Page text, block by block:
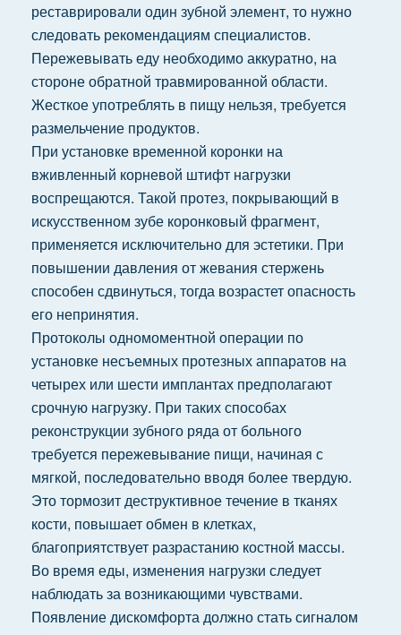
реставрировали один зубной элемент, то нужно
следовать рекомендациям специалистов.
Пережевывать еду необходимо аккуратно, на
стороне обратной травмированной области.
Жесткое употреблять в пищу нельзя, требуется
размельчение продуктов.
При установке временной коронки на
вживленный корневой штифт нагрузки
воспрещаются. Такой протез, покрывающий в
искусственном зубе коронковый фрагмент,
применяется исключительно для эстетики. При
повышении давления от жевания стержень
способен сдвинуться, тогда возрастет опасность
его непринятия.
Протоколы одномоментной операции по
установке несъемных протезных аппаратов на
четырех или шести имплантах предполагают
срочную нагрузку. При таких способах
реконструкции зубного ряда от больного
требуется пережевывание пищи, начиная с
мягкой, последовательно вводя более твердую.
Это тормозит деструктивное течение в тканях
кости, повышает обмен в клетках,
благоприятствует разрастанию костной массы.
Во время еды, изменения нагрузки следует
наблюдать за возникающими чувствами.
Появление дискомфорта должно стать сигналом